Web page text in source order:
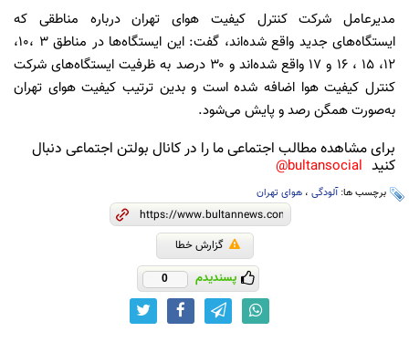
مدیرعامل شرکت کنترل کیفیت هوای تهران درباره مناطقی که
ایستگاه‌های جدید واقع شده‌اند، گفت: این ایستگاه‌ها در مناطق ۳ ،۱۰،
۱۲، ۱۵ ، ۱۶ و ۱۷ واقع شده‌اند و ۳۰ درصد به ظرفیت ایستگاه‌های شرکت
کنترل کیفیت هوا اضافه شده است و بدین ترتیب کیفیت هوای تهران
به‌صورت همگن رصد و پایش می‌شود.
برای مشاهده مطالب اجتماعی ما را در کانال بولتن اجتماعی دنبال
کنید bultansocial@
برچسب ها:آلودگی ، هوای تهران
گزارش خطا
پسندیدم 0